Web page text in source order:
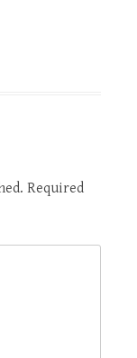
Required